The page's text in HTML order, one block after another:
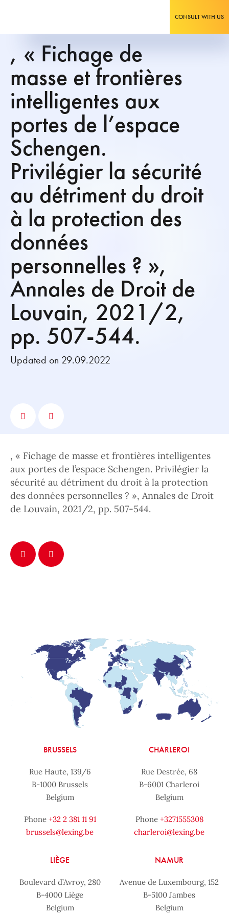
CONSULT WITH US
, « Fichage de
masse et frontières
intelligentes aux
portes de l’espace
Schengen.
Privilégier la sécurité
au détriment du droit
à la protection des
données
personnelles ? »,
Annales de Droit de
Louvain, 2021/2,
pp. 507-544.
Updated on 29.09.2022
, « Fichage de masse et frontières intelligentes
aux portes de l’espace Schengen. Privilégier la
sécurité au détriment du droit à la protection
des données personnelles ? », Annales de Droit
de Louvain, 2021/2, pp. 507-544.
BRUSSELS
Rue Haute, 139/6
B-1000 Brussels
Belgium
Phone +32 2 381 11 91
brussels@lexing.be
CHARLEROI
Rue Destrée, 68
B-6001 Charleroi
Belgium
Phone +3271555308
charleroi@lexing.be
LIÈGE
Boulevard d’Avroy, 280
B-4000 Liège
Belgium
NAMUR
Avenue de Luxembourg, 152
B-5100 Jambes
Belgium